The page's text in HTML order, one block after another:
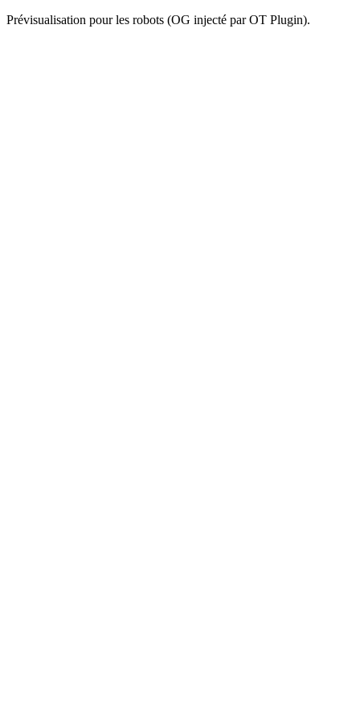
Prévisualisation pour les robots (OG injecté par OT Plugin).